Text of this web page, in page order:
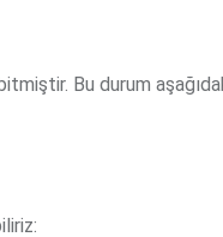
Bu durum